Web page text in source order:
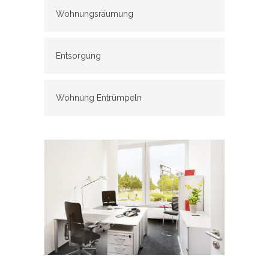
Wohnungsräumung
Entsorgung
Wohnung Entrümpeln